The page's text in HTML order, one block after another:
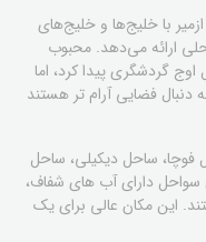
با خلیج‌ها و خلیج‌های
ارائه می‌دهد. محبوب
گردشگری پیدا کرد، اما
فضایی آرام تر هستند
فوچا، ساحل دیکیلی، ساحل
سواحل دارای آب های شفاف،
این مکان عالی برای یک